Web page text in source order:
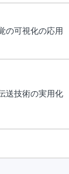
の可視化の応用
送技術の実用化